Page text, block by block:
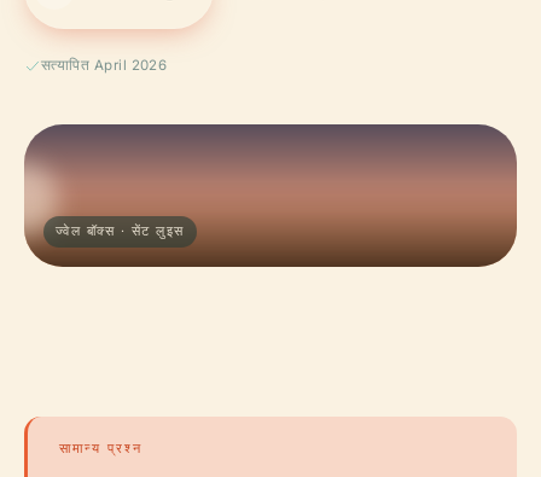
सत्यापित April 2026
ज्वेल बॉक्स · सेंट लुइस
सामान्य प्रश्न